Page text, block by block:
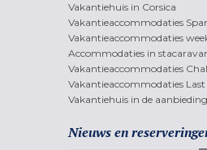
Vakantiehuis in Corsica
Vakantieaccommodaties
Vakantieaccommodaties
Accommodaties in
Vakantieaccommodaties
Vakantieaccommodaties
Vakantiehuis in de aanbieding
Nieuws en